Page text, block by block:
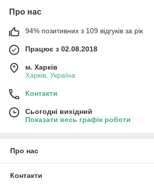
Про нас
94% позитивних з 109 відгуків за рік
Працює з 02.08.2018
м. Харків
Харків, Україна
Контакти
Сьогодні вихідний
Показати весь графік роботи
Про нас
Контакти